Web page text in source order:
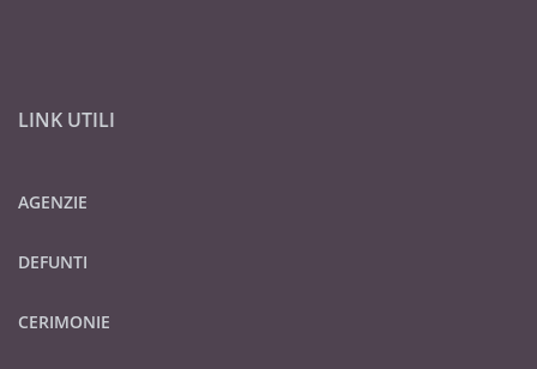
LINK UTILI
AGENZIE
DEFUNTI
CERIMONIE